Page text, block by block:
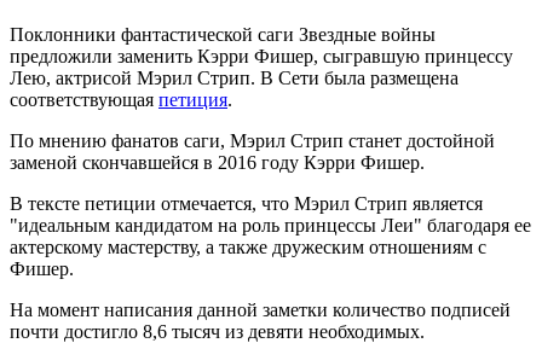
Поклонники фантастической саги Звездные войны
предложили заменить Кэрри Фишер, сыгравшую принцессу
Лею, актрисой Мэрил Стрип. В Сети была размещена
соответствующая петиция.
По мнению фанатов саги, Мэрил Стрип станет достойной
заменой скончавшейся в 2016 году Кэрри Фишер.
В тексте петиции отмечается, что Мэрил Стрип является
"идеальным кандидатом на роль принцессы Леи" благодаря ее
актерскому мастерству, а также дружеским отношениям с
Фишер.
На момент написания данной заметки количество подписей
почти достигло 8,6 тысяч из девяти необходимых.